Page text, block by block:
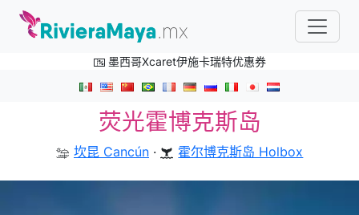
墨西哥Xcaret伊施卡瑞特优惠券
荧光霍博克斯岛
坎昆 Cancún · 霍尔博克斯岛 Holbox